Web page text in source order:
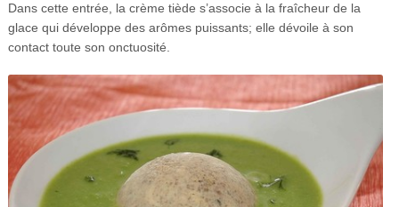
Dans cette entrée, la crème tiède s’associe à la fraîcheur de la
glace qui développe des arômes puissants; elle dévoile à son
contact toute son onctuosité.